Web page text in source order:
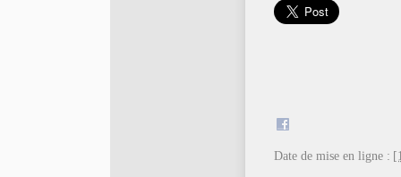
Date de mise en ligne :